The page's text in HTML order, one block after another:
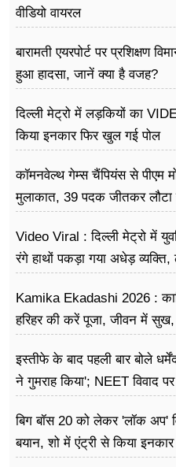
वीडियो वायरल
बारामती एयरपोर्ट पर प्रशिक्षण
हुआ हादसा, जानें क्या है वजह?
दिल्ली मेट्रो में लड़कियों का
किया इनकार फिर खुल गई पोल
कॉमनवेल्थ गेम्स चैंपियंस से पीएम
मुलाकात, 39 पदक जीतकर लौटा
Video Viral : दिल्ली मेट्रो में
रंगे हाथों पकड़ा गया अधेड़
Kamika Ekadashi 2026 :
हरिहर की करें पूजा, जीवन में सुख,
इस्तीफे के बाद पहली बार बोले
ने गुमराह किया'; NEET विवाद
बिग बॉस 20 को लेकर 'लॉक अप'
बयान, शो में एंट्री से किया इनकार